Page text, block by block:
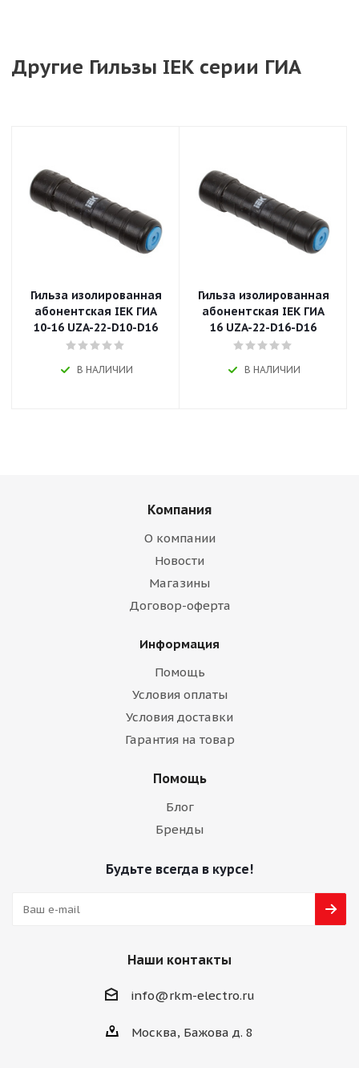
Другие Гильзы IEK серии ГИА
Гильза изолированная
абонентская IEK ГИА
10-16 UZA-22-D10-D16
В НАЛИЧИИ
Гильза изолированная
абонентская IEK ГИА
16 UZA-22-D16-D16
В НАЛИЧИИ
Компания
О компании
Новости
Магазины
Договор-оферта
Информация
Помощь
Условия оплаты
Условия доставки
Гарантия на товар
Помощь
Блог
Бренды
Будьте всегда в курсе!
Наши контакты
info@rkm-electro.ru
Москва, Бажова д. 8